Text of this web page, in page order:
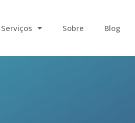
Serviços Sobre Blog